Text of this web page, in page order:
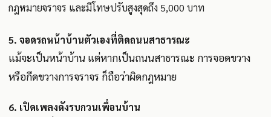
กฎหมายจราจร และมีโทษปรับสูงสุดถึง 5,000 บาท
5. จอดรถหน้าบ้านตัวเองที่ติดถนนสาธารณะ
แม้จะเป็นหน้าบ้าน แต่หากเป็นถนนสาธารณะ การจอดขวาง
หรือกีดขวางการจราจร ก็ถือว่าผิดกฎหมาย
6. เปิดเพลงดังรบกวนเพื่อนบ้าน